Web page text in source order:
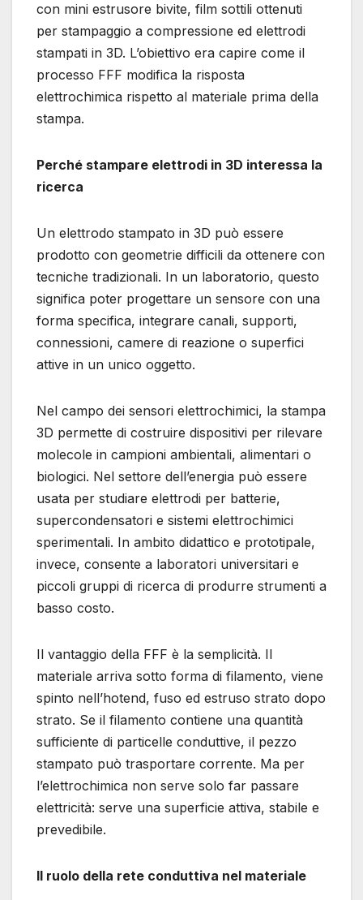
con mini estrusore bivite, film sottili ottenuti
per stampaggio a compressione ed elettrodi
stampati in 3D. L’obiettivo era capire come il
processo FFF modifica la risposta
elettrochimica rispetto al materiale prima della
stampa.
Perché stampare elettrodi in 3D interessa la
ricerca
Un elettrodo stampato in 3D può essere
prodotto con geometrie difficili da ottenere con
tecniche tradizionali. In un laboratorio, questo
significa poter progettare un sensore con una
forma specifica, integrare canali, supporti,
connessioni, camere di reazione o superfici
attive in un unico oggetto.
Nel campo dei sensori elettrochimici, la stampa
3D permette di costruire dispositivi per rilevare
molecole in campioni ambientali, alimentari o
biologici. Nel settore dell’energia può essere
usata per studiare elettrodi per batterie,
supercondensatori e sistemi elettrochimici
sperimentali. In ambito didattico e prototipale,
invece, consente a laboratori universitari e
piccoli gruppi di ricerca di produrre strumenti a
basso costo.
Il vantaggio della FFF è la semplicità. Il
materiale arriva sotto forma di filamento, viene
spinto nell’hotend, fuso ed estruso strato dopo
strato. Se il filamento contiene una quantità
sufficiente di particelle conduttive, il pezzo
stampato può trasportare corrente. Ma per
l’elettrochimica non serve solo far passare
elettricità: serve una superficie attiva, stabile e
prevedibile.
Il ruolo della rete conduttiva nel materiale